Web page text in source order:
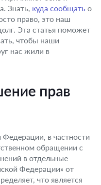
Знать, куда сообщать о
право, это наш
Эта статья поможет
чтобы наши
нас жили в
прав
Федерации, в частности
обращении с
в отдельные
Федерации» от
что является